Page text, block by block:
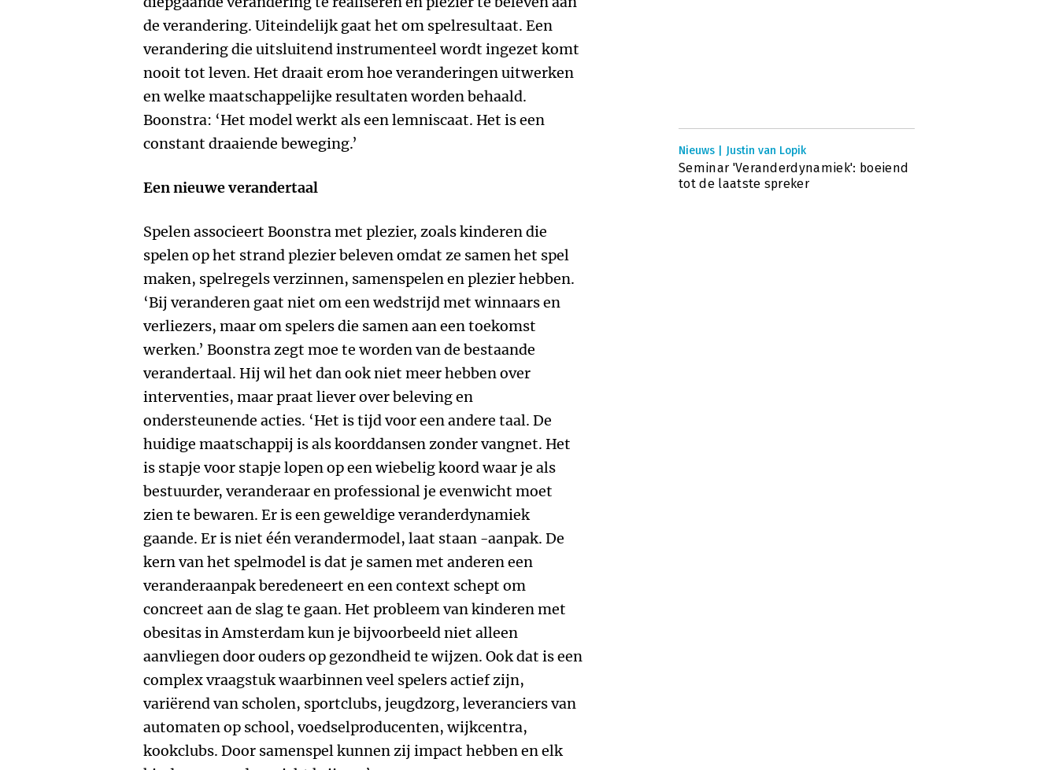
de verandering. Uiteindelijk gaat het om spelresultaat. Een
verandering die uitsluitend instrumenteel wordt ingezet komt
nooit tot leven. Het draait erom hoe veranderingen uitwerken
en welke maatschappelijke resultaten worden behaald.
Boonstra: ‘Het model werkt als een lemniscaat. Het is een
constant draaiende beweging.’
Een nieuwe verandertaal
Spelen associeert Boonstra met plezier, zoals kinderen die
spelen op het strand plezier beleven omdat ze samen het spel
maken, spelregels verzinnen, samenspelen en plezier hebben.
‘Bij veranderen gaat niet om een wedstrijd met winnaars en
verliezers, maar om spelers die samen aan een toekomst
werken.’ Boonstra zegt moe te worden van de bestaande
verandertaal. Hij wil het dan ook niet meer hebben over
interventies, maar praat liever over beleving en
ondersteunende acties. ‘Het is tijd voor een andere taal. De
huidige maatschappij is als koorddansen zonder vangnet. Het
is stapje voor stapje lopen op een wiebelig koord waar je als
bestuurder, veranderaar en professional je evenwicht moet
zien te bewaren. Er is een geweldige veranderdynamiek
gaande. Er is niet één verandermodel, laat staan -aanpak. De
kern van het spelmodel is dat je samen met anderen een
veranderaanpak beredeneert en een context schept om
concreet aan de slag te gaan. Het probleem van kinderen met
obesitas in Amsterdam kun je bijvoorbeeld niet alleen
aanvliegen door ouders op gezondheid te wijzen. Ook dat is een
complex vraagstuk waarbinnen veel spelers actief zijn,
variërend van scholen, sportclubs, jeugdzorg, leveranciers van
automaten op school, voedselproducenten, wijkcentra,
kookclubs. Door samenspel kunnen zij impact hebben en elk
Nieuws | Justin van Lopik
Seminar 'Veranderdynamiek': boeiend
tot de laatste spreker